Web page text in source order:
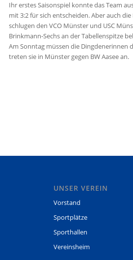
Ihr erstes Saisonspiel konnte das Team
mit 3:2 für sich entscheiden. Aber auch
schlugen den VCO Münster und USC
Brinkmann-Sechs an der Tabellenspitze
Am Sonntag müssen die Dingdenerinnen
treten sie in Münster gegen BW Aasee an.
UNSER VEREIN
Vorstand
Sportplätze
Sporthallen
Vereinsheim